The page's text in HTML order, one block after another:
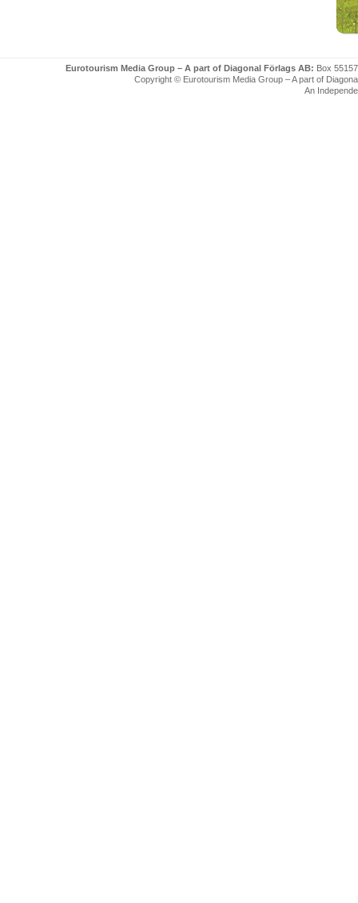
Eurotourism Media Group – A part of Diagonal Förlags AB: Box
Copyright © Eurotourism Media Group – A part of
An